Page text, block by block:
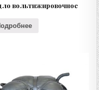
вольтижировочное